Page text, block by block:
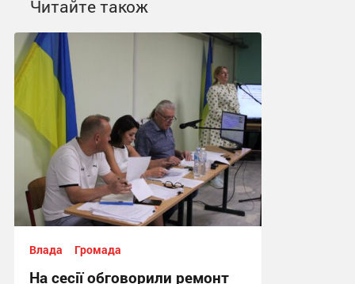
Читайте також
Влада Громада
На сесії обговорили ремонт